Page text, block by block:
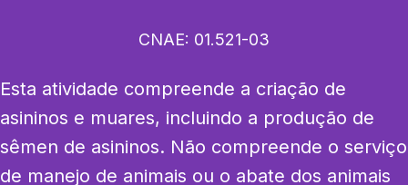
CNAE: 01.521-03
Esta atividade compreende a criação de
asininos e muares, incluindo a produção de
sêmen de asininos. Não compreende o serviço
de manejo de animais ou o abate dos animais